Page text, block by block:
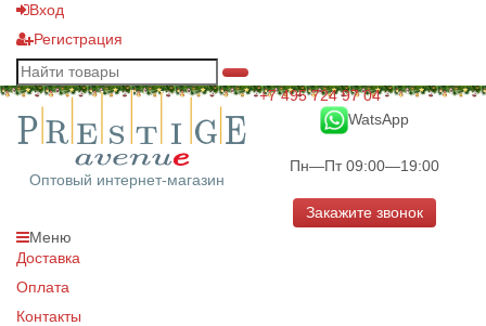
Вход
Регистрация
Оптовый интернет-магазин
+7 495 724 97 04
WatsApp
Пн—Пт 09:00—19:00
Закажите звонок
Меню
Доставка
Оплата
Контакты